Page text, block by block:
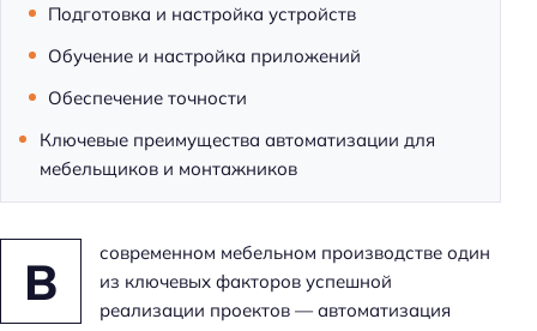
В
современном мебельном производстве один
из ключевых факторов успешной
реализации проектов — автоматизация
Подготовка и настройка устройств
Обучение и настройка приложений
Обеспечение точности
Ключевые преимущества автоматизации для
мебельщиков и монтажников